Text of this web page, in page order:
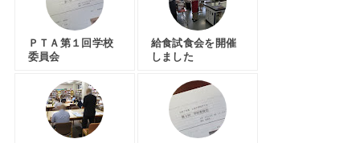
ＰＴＡ第１回学校
委員会
給食試食会を開催
しました